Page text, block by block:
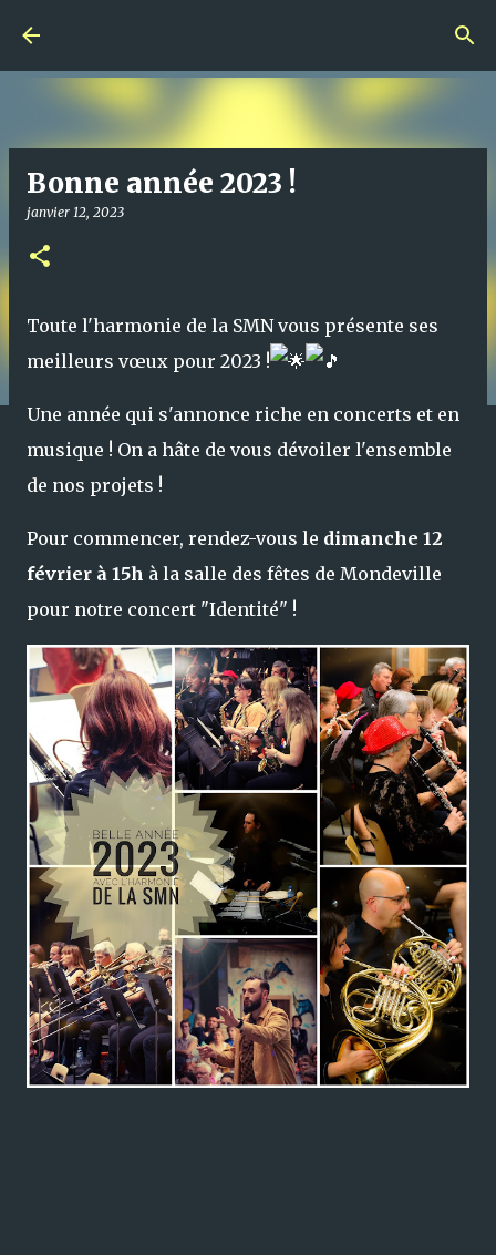
Bonne année 2023 !
janvier 12, 2023
Toute l'harmonie de la SMN vous présente ses
meilleurs vœux pour 2023 !
Une année qui s'annonce riche en concerts et en
musique ! On a hâte de vous dévoiler l'ensemble
de nos projets !
Pour commencer, rendez-vous le dimanche 12
février à 15h à la salle des fêtes de Mondeville
pour notre concert "Identité" !